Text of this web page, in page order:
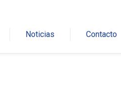
Noticias Contacto